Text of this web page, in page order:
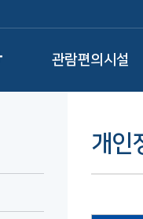
관람편의시설
개인